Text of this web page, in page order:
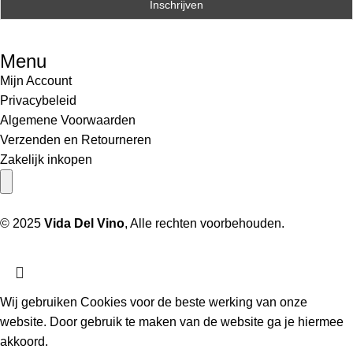
Menu
Mijn Account
Privacybeleid
Algemene Voorwaarden
Verzenden en Retourneren
Zakelijk inkopen
© 2025 Vida Del Vino, Alle rechten voorbehouden.
Wij gebruiken Cookies voor de beste werking van onze
website. Door gebruik te maken van de website ga je hiermee
akkoord.